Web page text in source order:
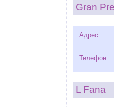
Gran
Адрес:
Телефон:
L Fana